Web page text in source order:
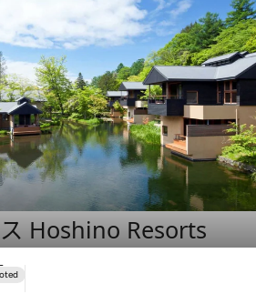
Hoshino Resorts